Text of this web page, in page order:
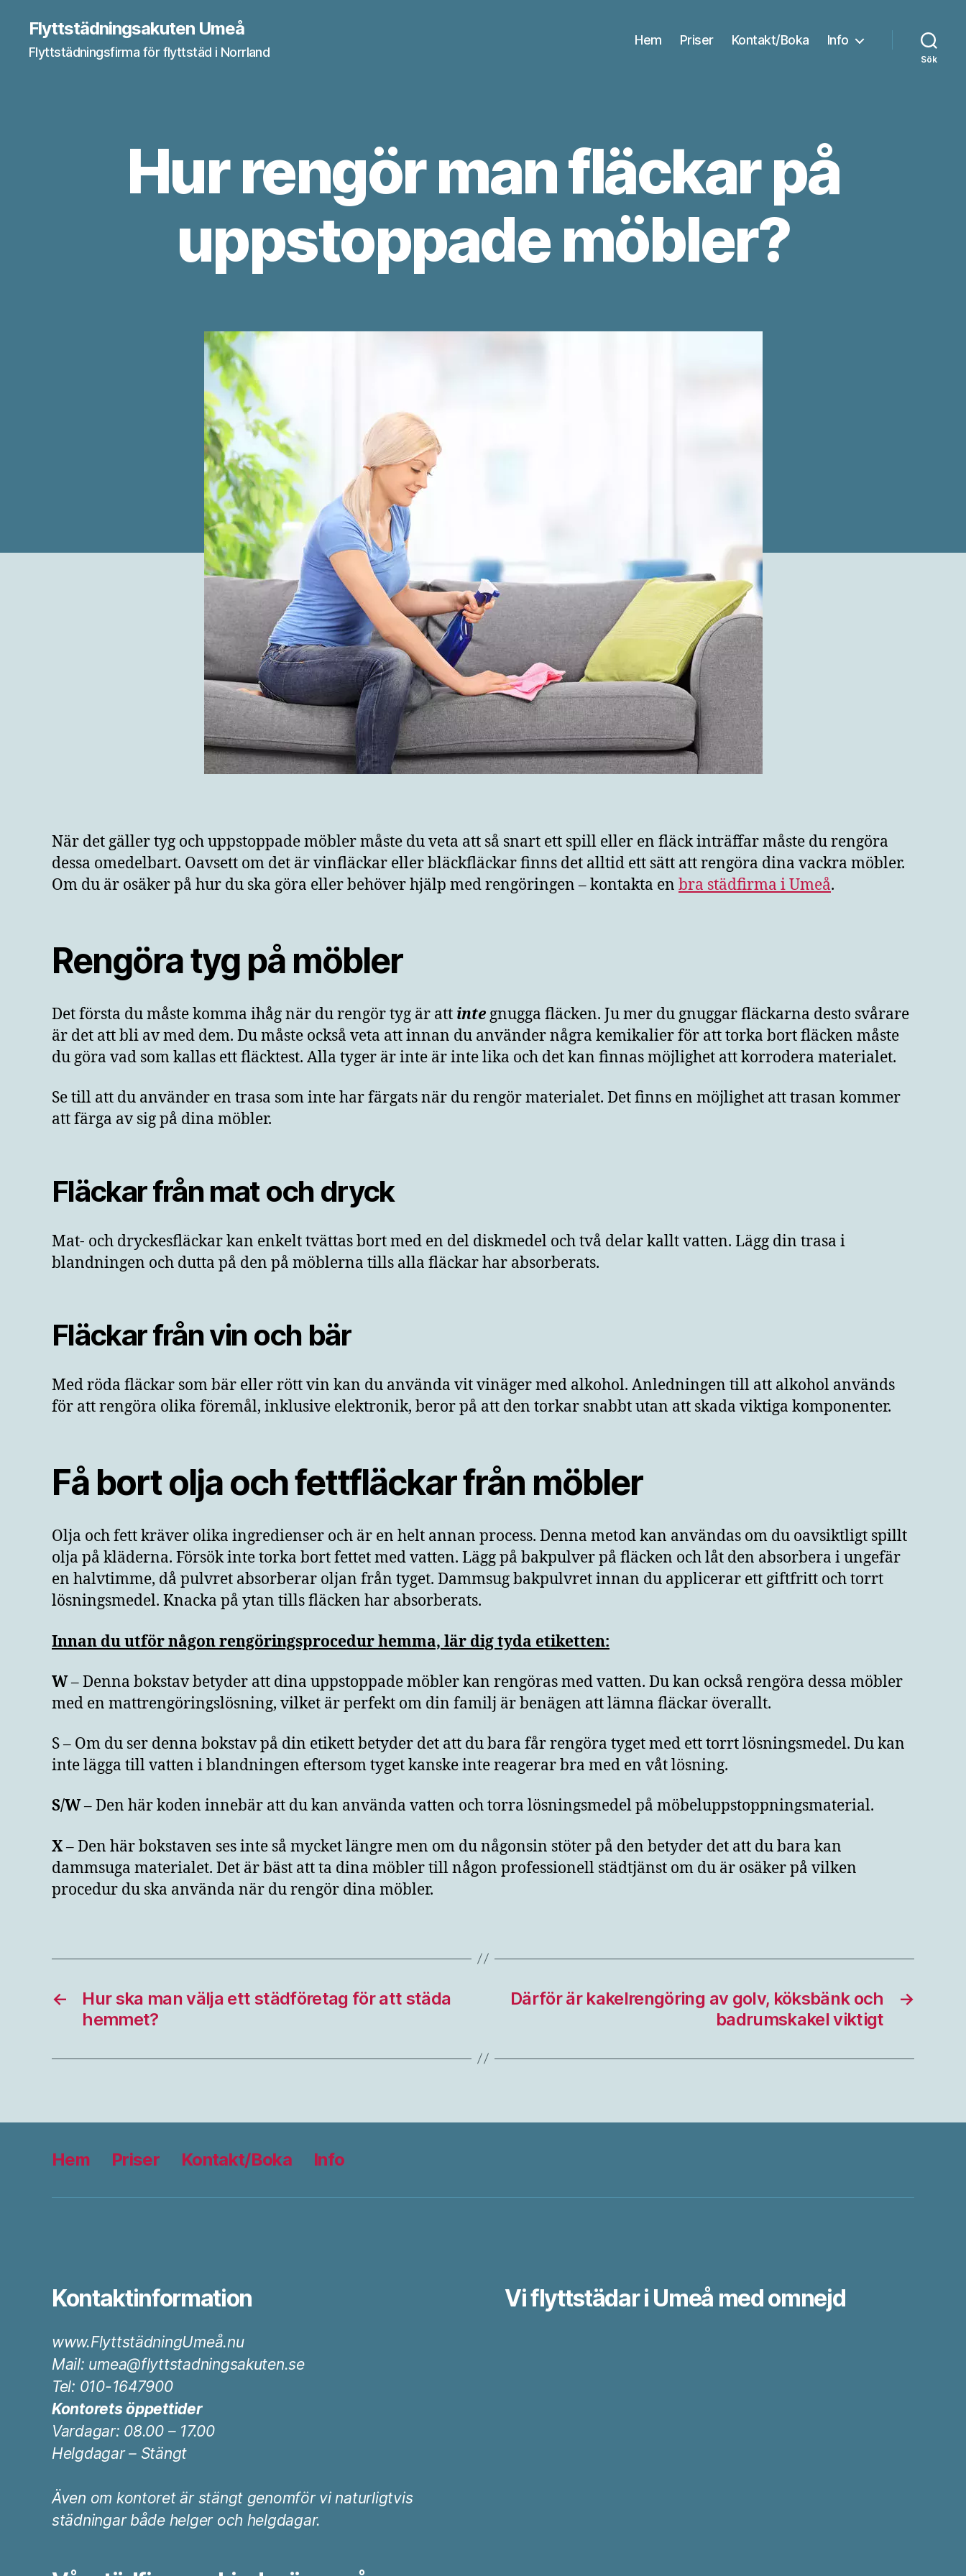
Flyttstädningsakuten Umeå
Flyttstädningsfirma för flyttstäd i Norrland
Hem Priser Kontakt/Boka Info
Sök
Hur rengör man fläckar på
uppstoppade möbler?
När det gäller tyg och uppstoppade möbler måste du veta att så snart ett spill eller en fläck inträffar måste du rengöra
dessa omedelbart. Oavsett om det är vinfläckar eller bläckfläckar finns det alltid ett sätt att rengöra dina vackra möbler.
Om du är osäker på hur du ska göra eller behöver hjälp med rengöringen – kontakta en bra städfirma i Umeå.
Rengöra tyg på möbler
Det första du måste komma ihåg när du rengör tyg är att inte gnugga fläcken. Ju mer du gnuggar fläckarna desto svårare
är det att bli av med dem. Du måste också veta att innan du använder några kemikalier för att torka bort fläcken måste
du göra vad som kallas ett fläcktest. Alla tyger är inte är inte lika och det kan finnas möjlighet att korrodera materialet.
Se till att du använder en trasa som inte har färgats när du rengör materialet. Det finns en möjlighet att trasan kommer
att färga av sig på dina möbler.
Fläckar från mat och dryck
Mat- och dryckesfläckar kan enkelt tvättas bort med en del diskmedel och två delar kallt vatten. Lägg din trasa i
blandningen och dutta på den på möblerna tills alla fläckar har absorberats.
Fläckar från vin och bär
Med röda fläckar som bär eller rött vin kan du använda vit vinäger med alkohol. Anledningen till att alkohol används
för att rengöra olika föremål, inklusive elektronik, beror på att den torkar snabbt utan att skada viktiga komponenter.
Få bort olja och fettfläckar från möbler
Olja och fett kräver olika ingredienser och är en helt annan process. Denna metod kan användas om du oavsiktligt spillt
olja på kläderna. Försök inte torka bort fettet med vatten. Lägg på bakpulver på fläcken och låt den absorbera i ungefär
en halvtimme, då pulvret absorberar oljan från tyget. Dammsug bakpulvret innan du applicerar ett giftfritt och torrt
lösningsmedel. Knacka på ytan tills fläcken har absorberats.
Innan du utför någon rengöringsprocedur hemma, lär dig tyda etiketten:
W– Denna bokstav betyder att dina uppstoppade möbler kan rengöras med vatten. Du kan också rengöra dessa möbler
med en mattrengöringslösning, vilket är perfekt om din familj är benägen att lämna fläckar överallt.
S – Om du ser denna bokstav på din etikett betyder det att du bara får rengöra tyget med ett torrt lösningsmedel. Du kan
inte lägga till vatten i blandningen eftersom tyget kanske inte reagerar bra med en våt lösning.
S/W– Den här koden innebär att du kan använda vatten och torra lösningsmedel på möbeluppstoppningsmaterial.
X– Den här bokstaven ses inte så mycket längre men om du någonsin stöter på den betyder det att du bara kan
dammsuga materialet. Det är bäst att ta dina möbler till någon professionell städtjänst om du är osäker på vilken
procedur du ska använda när du rengör dina möbler.
←
Hur ska man välja ett städföretag för att städa
hemmet?
→
Därför är kakelrengöring av golv, köksbänk och
badrumskakel viktigt
Hem Priser Kontakt/Boka Info
Kontaktinformation
www.FlyttstädningUmeå.nu
Mail: umea@flyttstadningsakuten.se
Tel: 010-1647900
Kontorets öppettider
Vardagar: 08.00 – 17.00
Helgdagar – Stängt
Även om kontoret är stängt genomför vi naturligtvis
städningar både helger och helgdagar.
Vi flyttstädar i Umeå med omnejd